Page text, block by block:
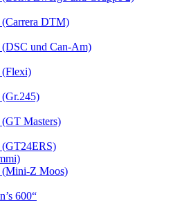
(Carrera DTM)
(DSC und Can-Am)
(Flexi)
(Gr.245)
(GT Masters)
(GT24ERS)
(Mini-Z Moos)
600“